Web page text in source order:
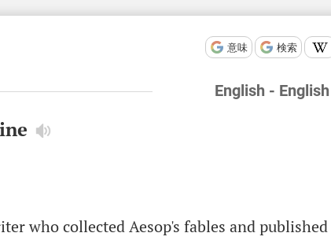
意味 検索
English - English
whocollectedAesop's fables andpublished